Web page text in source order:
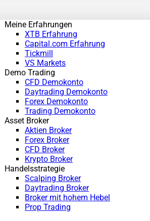
Meine Erfahrungen
XTB Erfahrung
Capital.com Erfahrung
Tickmill
VS Markets
Demo Trading
CFD Demokonto
Daytrading Demokonto
Forex Demokonto
Trading Demokonto
Asset Broker
Aktien Broker
Forex Broker
CFD Broker
Krypto Broker
Handelsstrategie
Scalping Broker
Daytrading Broker
Broker mit hohem Hebel
Prop Trading